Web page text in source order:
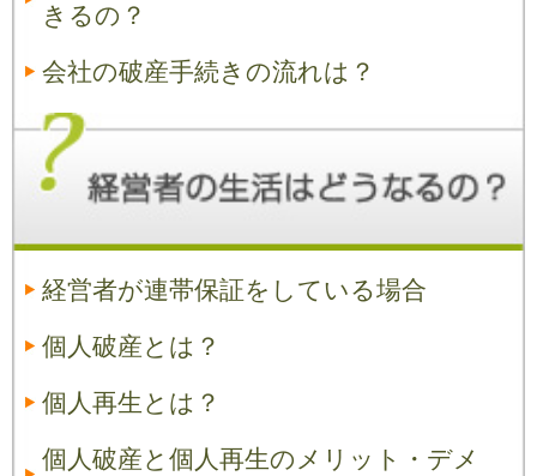
きるの？
会社の破産手続きの流れは？
経営者が連帯保証をしている場合
個人破産とは？
個人再生とは？
個人破産と個人再生のメリット・デメ